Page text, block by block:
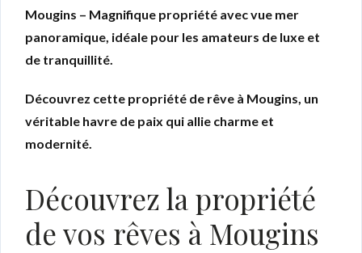
Mougins – Magnifique propriété avec vue mer
panoramique, idéale pour les amateurs de luxe et
de tranquillité.
Découvrez cette propriété de rêve à Mougins, un
véritable havre de paix qui allie charme et
modernité.
Découvrez la propriété
de vos rêves à Mougins